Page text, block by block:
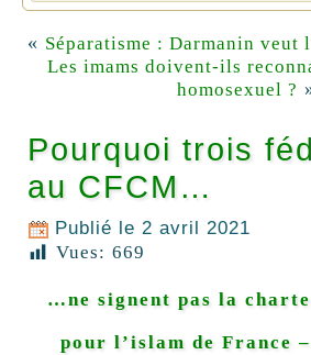
« Séparatisme : Darmanin
Les imams doivent-ils
homosexuel ?
Pourquoi trois
au CFCM…
Publié le 2 avril 2021
Vues: 669
…ne signent pas la
pour l’islam de France